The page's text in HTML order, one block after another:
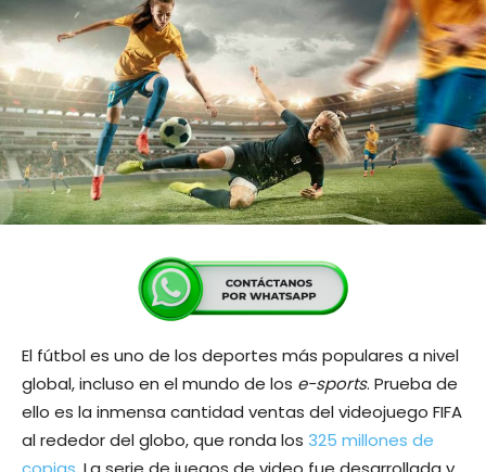
El fútbol es uno de los deportes más populares a nivel
global, incluso en el mundo de los e-sports. Prueba de
ello es la inmensa cantidad ventas del videojuego FIFA
al rededor del globo, que ronda los 325 millones de